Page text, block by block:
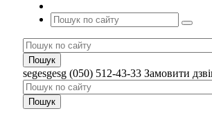
segesgesg (050) 512-43-33 Замовити